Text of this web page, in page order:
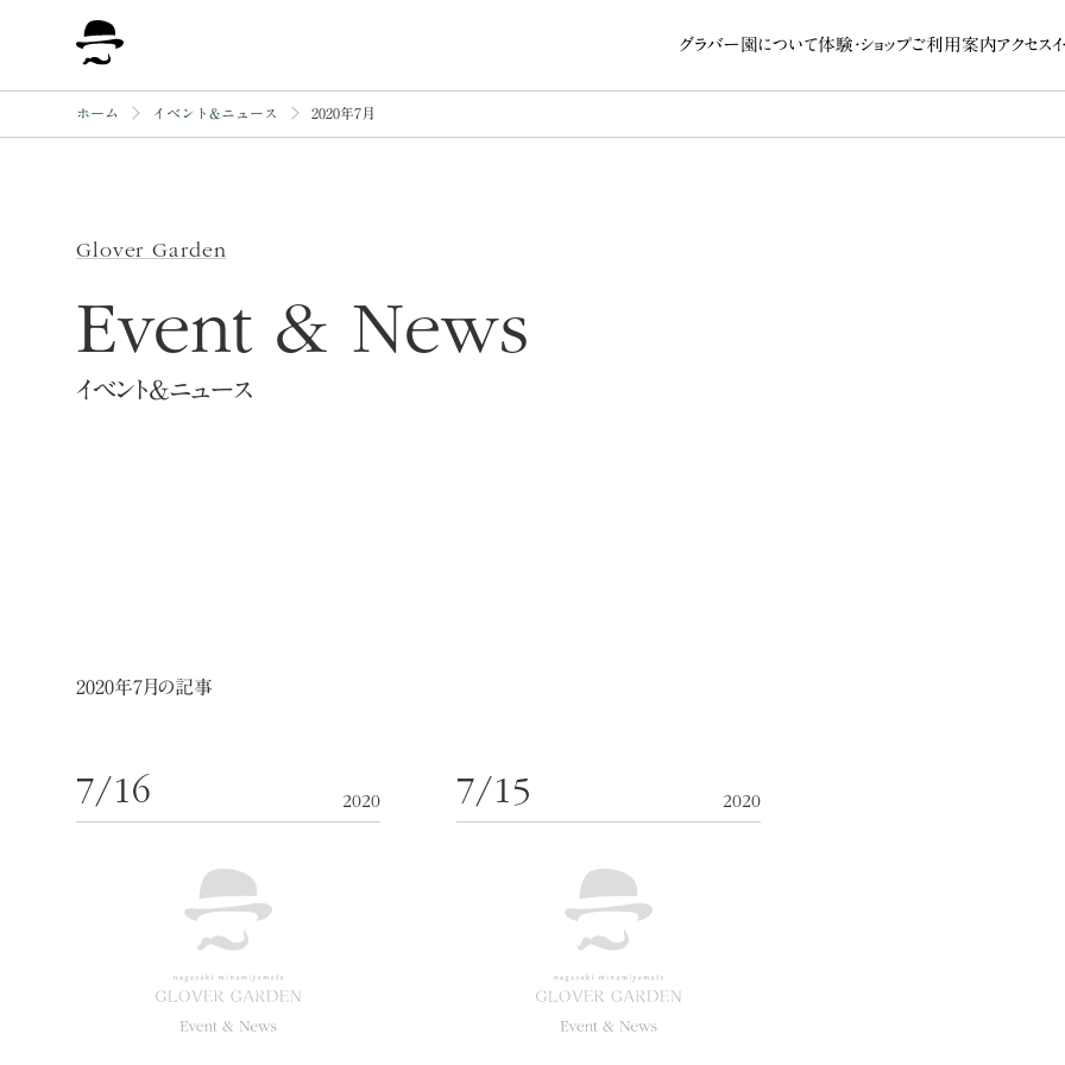
保存修理工事について
グラバー園について体験・ショップご利用案内アクセス
ホーム イベント&ニュース 2020年7月
Glover Garden
Event & News
イベント&ニュース
2020年7月の記事
2020
7/16 2020
7/15